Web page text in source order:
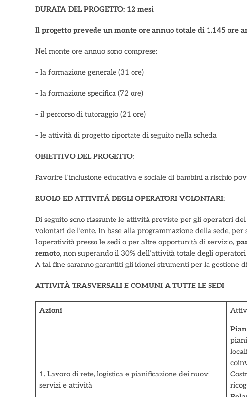
DURATA DEL PROGETTO: 12 mesi
Il progetto prevede un monte ore annuo totale di 1.145 ore
Nel monte ore annuo sono comprese:
– la formazione generale (31 ore)
– la formazione specifica (72 ore)
– il percorso di tutoraggio (21 ore)
– le attività di progetto riportate di seguito nella scheda
OBIETTIVO DEL PROGETTO:
Favorire l’inclusione educativa e sociale di bambini a rischio
RUOLO ED ATTIVITÁ DEGLI OPERATORI VOLONTARI:
Di seguito sono riassunte le attività previste per gli operatori
volontari dell’ente. In base alla programmazione della sede,
l’operatività presso le sedi o per altre opportunità di servizio,
remoto, non superando il 30% dell’attività totale degli
A tal fine saranno garantiti gli idonei strumenti per la gestione
ATTIVITÀ TRASVERSALI E COMUNI A TUTTE LE SEDI
Azioni
1. Lavoro di rete, logistica e pianificazione dei nuovi
servizi e attività